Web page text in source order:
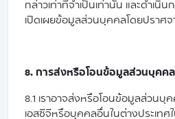
กล่าวเท่าที่จำเป็นเท่านั้น และดำเนิ
เปิดเผยข้อมูลส่วนบุคคลโดยปราศ
8. การส่งหรือโอนข้อมูลส่วนบุคคล
8.1 เราอาจส่งหรือโอนข้อมูลส่วน
เอสซีจีหรือบุคคลอื่นในต่างประเท